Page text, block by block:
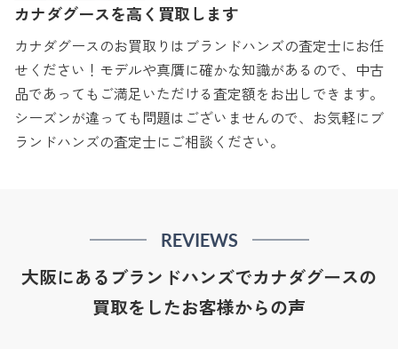
カナダグースを高く買取します
カナダグースのお買取りはブランドハンズの査定士にお任
せください！モデルや真贋に確かな知識があるので、中古
品であってもご満足いただける査定額をお出しできます。
シーズンが違っても問題はございませんので、お気軽にブ
ランドハンズの査定士にご相談ください。
REVIEWS
大阪にあるブランドハンズでカナダグースの
買取をしたお客様からの声